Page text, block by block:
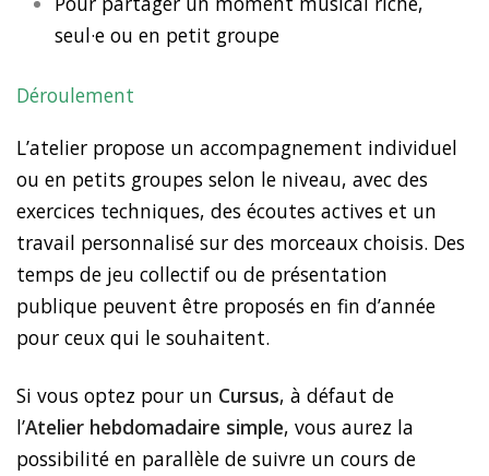
seul·e ou en petit groupe
Déroulement
L’atelier propose un accompagnement individuel
ou en petits groupes selon le niveau, avec des
exercices techniques, des écoutes actives et un
travail personnalisé sur des morceaux choisis. Des
temps de jeu collectif ou de présentation
publique peuvent être proposés en fin d’année
pour ceux qui le souhaitent.
Si vous optez pour un Cursus, à défaut de
l’Atelier hebdomadaire simple, vous aurez la
possibilité en parallèle de suivre un cours de